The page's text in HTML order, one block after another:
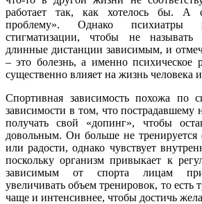
работает так, как хотелось бы. А
проблему». Однако психиатры
стигматизации, чтобы не
длинные дистанции зависимым, и
– это болезнь, а именно психическое
существенно влияет на жизнь человека
Спортивная зависимость похожа по
зависимости в том, что пострадавшему
получать свой «допинг», чтобы
довольным. Он больше не тренируется
или радости, однако чувствует
поскольку организм привыкает к
зависимым от спорта лицам
увеличивать объем тренировок, то есть
чаще и интенсивнее, чтобы достичь